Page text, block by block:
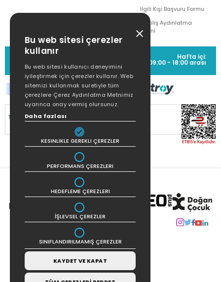
İlgili Kişi Başvuru Formu
Çekiliş Aydınlatma
Metni
MÜŞTERİ HİZMETLERİ
(0212) 373 77 00
Hafta içi:
09:00 - 18:00 arası
SİTEMİZ
KORUNMAKTADIR.
Bu web sitesi çerezler
kullanır
Bu web sitesi kullanıcı deneyimini
iyileştirmek için çerezler kullanır. Web
sitemizi kullanmak suretiyle tüm
çerezlere Çerez Aydınlatma Metnimiz
uyarınca onay vermiş olursunuz.
Daha fazlası
KESINLIKLE GEREKLI ÇEREZLER
PERFORMANS ÇEREZLERI
HEDEFLEME ÇEREZLERI
İŞLEVSEL ÇEREZLER
SINIFLANDIRILMAMIŞ ÇEREZLER
KAYDET VE KAPAT